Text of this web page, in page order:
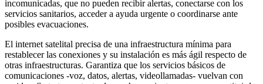
incomunicadas, que no pueden recibir alertas, conectarse con los
servicios sanitarios, acceder a ayuda urgente o coordinarse ante
posibles evacuaciones.
El internet satelital precisa de una infraestructura mínima para
restablecer las conexiones y su instalación es más ágil respecto de
otras infraestructuras. Garantiza que los servicios básicos de
comunicaciones -voz, datos, alertas, videollamadas- vuelvan con